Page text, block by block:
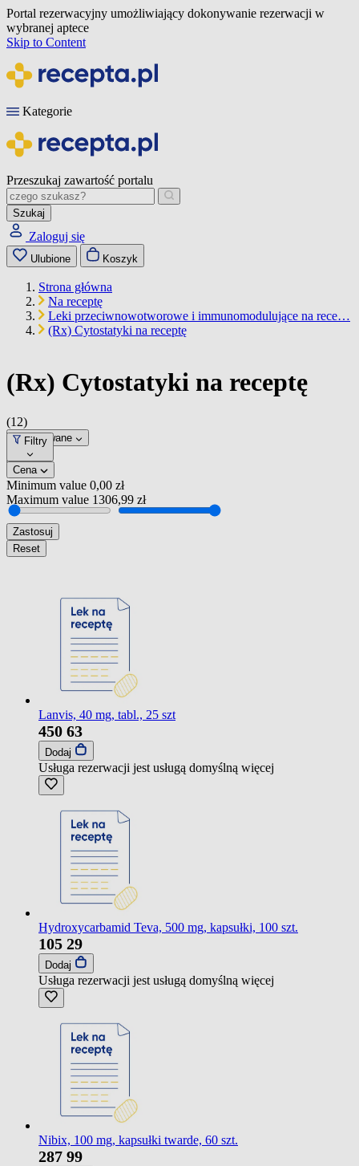
Portal rezerwacyjny umożliwiający dokonywanie rezerwacji w
wybranej aptece
Skip to Content
Kategorie
Przeszukaj zawartość portalu
Szukaj
Zaloguj się
Ulubione Koszyk
Strona główna
Na receptę
Leki przeciwnowotworowe i immunomodulujące na rece…
(Rx) Cytostatyki na receptę
(Rx) Cytostatyki na receptę
(12)
Dopasowane
Filtry
Cena
Minimum value 0,00 zł
Maximum value 1306,99 zł
Zastosuj
Reset
Lanvis, 40 mg, tabl., 25 szt
450 63
Dodaj
Usługa rezerwacji jest usługą domyślną więcej
Hydroxycarbamid Teva, 500 mg, kapsułki, 100 szt.
105 29
Dodaj
Usługa rezerwacji jest usługą domyślną więcej
Nibix, 100 mg, kapsułki twarde, 60 szt.
287 99